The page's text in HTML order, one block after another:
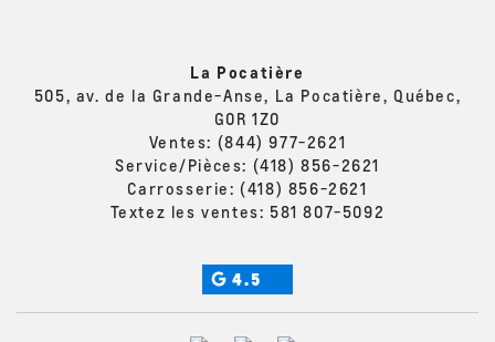
La Pocatière
505, av. de la Grande-Anse, La Pocatière, Québec,
G0R 1Z0
Ventes: (844) 977-2621
Service/Pièces: (418) 856-2621
Carrosserie: (418) 856-2621
Textez les ventes: 581 807-5092
4.5